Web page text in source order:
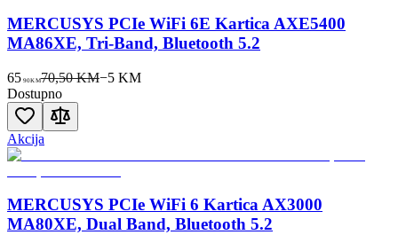
MERCUSYS PCIe WiFi 6E Kartica AXE5400
MA86XE, Tri-Band, Bluetooth 5.2
65 90KM70,50 KM−5KM
Dostupno
Akcija
MERCUSYS PCIe WiFi 6 Kartica AX3000
MA80XE, Dual Band, Bluetooth 5.2